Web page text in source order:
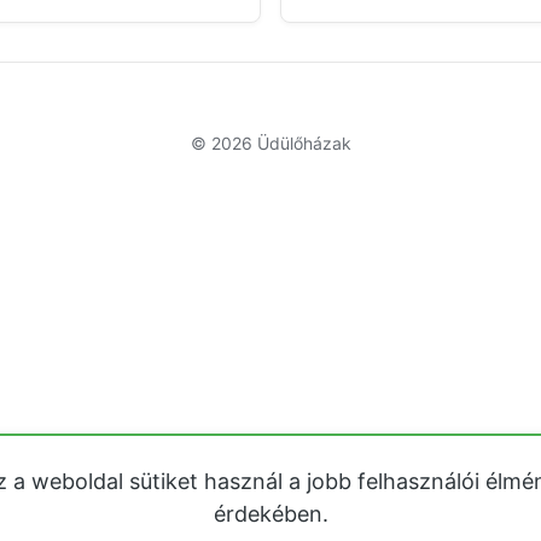
© 2026 Üdülőházak
a weboldal sütiket használ a jobb felhasználói
érdekében.